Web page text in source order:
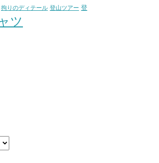
拘りのディテール 登山ツアー 登
ツ